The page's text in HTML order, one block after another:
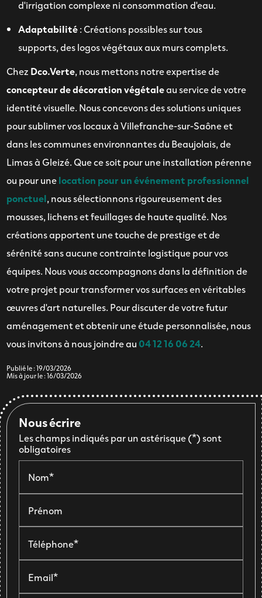
d'irrigation complexe ni consommation d'eau.
Adaptabilité: Créations possibles sur tous
supports, des logos végétaux aux murs complets.
Chez Dco.Verte, nous mettons notre expertise de
concepteur de décoration végétaleau service de votre
identité visuelle. Nous concevons des solutions uniques
pour sublimer vos locaux à Villefranche-sur-Saône et
dans les communes environnantes du Beaujolais, de
Limas à Gleizé. Que ce soit pour une installation pérenne
ou pour unelocation pour un événement professionnel
ponctuel, nous sélectionnons rigoureusement des
mousses, lichens et feuillages de haute qualité. Nos
créations apportent une touche de prestige et de
sérénité sans aucune contrainte logistique pour vos
équipes. Nous vous accompagnons dans la définition de
votre projet pour transformer vos surfaces en véritables
œuvres d'art naturelles. Pour discuter de votre futur
aménagement et obtenir une étude personnalisée, nous
vous invitons à nous joindre au 04 12 16 06 24.
Publié le : 19/03/2026
Mis à jour le : 16/03/2026
Nous écrire
Les champs indiqués par un astérisque (*) sont
obligatoires
Nom*
Prénom
Téléphone*
Email*